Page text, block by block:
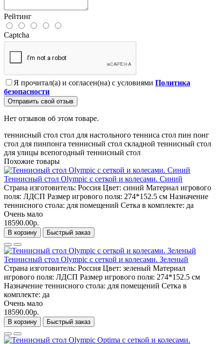
Рейтинг
Captcha
Я прочитал(а) и согласен(на) с условиями Политика
безопасности
Отправить свой отзыв
Нет отзывов об этом товаре.
теннисный стол стол для настольного тенниса стол пин понг
стол для пинпонга теннисный стол складной теннисный стол
для улицы всепогодный теннисный стол
Похожие товары
Теннисный стол Olympic с сеткой и колесами. Синий
Страна изготовитель: Россия Цвет: синий Материал игрового
поля: ЛДСП Размер игрового поля: 274*152.5 см Назначение
теннисного стола: для помещений Сетка в комплекте: да
Очень мало
18590.00р.
В корзину Быстрый заказ
Теннисный стол Olympic с сеткой и колесами. Зеленый
Страна изготовитель: Россия Цвет: зеленый Материал
игрового поля: ЛДСП Размер игрового поля: 274*152.5 см
Назначение теннисного стола: для помещений Сетка в
комплекте: да
Очень мало
18590.00р.
В корзину Быстрый заказ